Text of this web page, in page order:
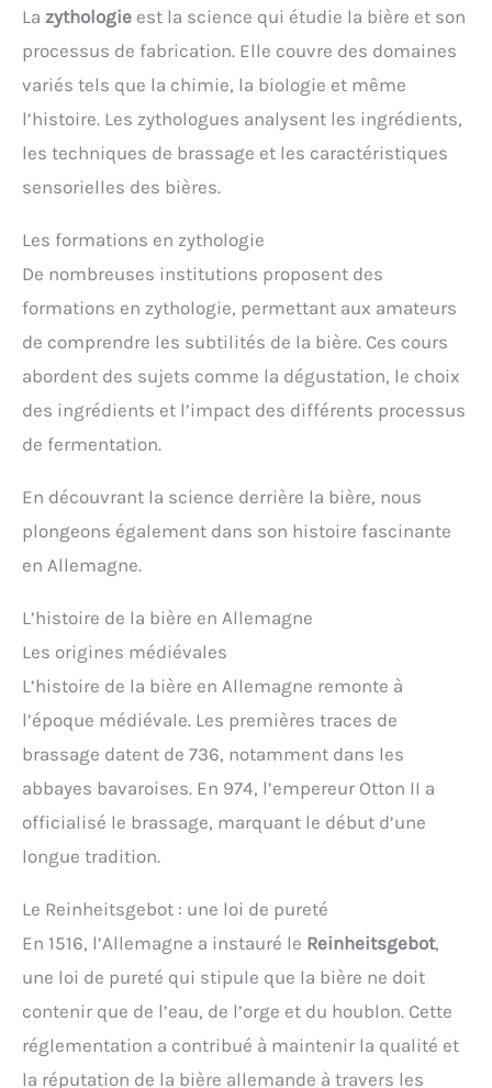
La zythologie est la science qui étudie la bière et son
processus de fabrication. Elle couvre des domaines
variés tels que la chimie, la biologie et même
l’histoire. Les zythologues analysent les ingrédients,
les techniques de brassage et les caractéristiques
sensorielles des bières.
Les formations en zythologie
De nombreuses institutions proposent des
formations en zythologie, permettant aux amateurs
de comprendre les subtilités de la bière. Ces cours
abordent des sujets comme la dégustation, le choix
des ingrédients et l’impact des différents processus
de fermentation.
En découvrant la science derrière la bière, nous
plongeons également dans son histoire fascinante
en Allemagne.
L’histoire de la bière en Allemagne
Les origines médiévales
L’histoire de la bière en Allemagne remonte à
l’époque médiévale. Les premières traces de
brassage datent de 736, notamment dans les
abbayes bavaroises. En 974, l’empereur Otton II a
officialisé le brassage, marquant le début d’une
longue tradition.
Le Reinheitsgebot : une loi de pureté
En 1516, l’Allemagne a instauré le Reinheitsgebot,
une loi de pureté qui stipule que la bière ne doit
contenir que de l’eau, de l’orge et du houblon. Cette
réglementation a contribué à maintenir la qualité et
la réputation de la bière allemande à travers les